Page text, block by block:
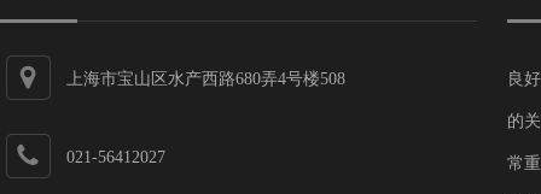
上海市宝山区水产西路680弄4号楼508
021-56412027
良
的
常